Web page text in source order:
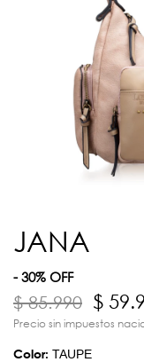
JANA
- 30% OFF
$ 85.990 $
Precio sin impuestos
Color: TAUPE